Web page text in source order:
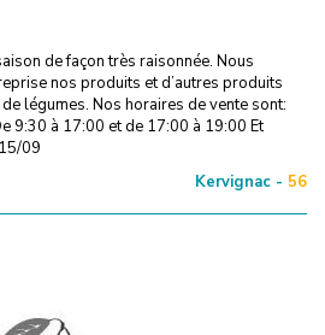
de façon très raisonnée. Nous
nos produits et d’autres produits
légumes. Nos horaires de vente sont:
9:30 à 17:00 et de 17:00 à 19:00 Et
09
Kervignac - 56